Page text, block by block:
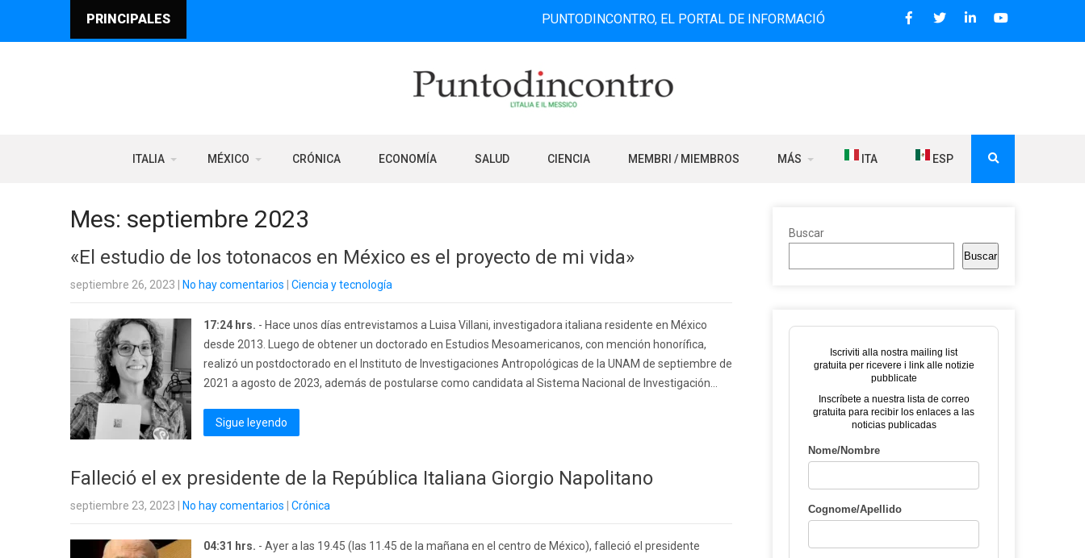
PRINCIPALES PUNTODINCONTRO, EL PORTAL DE INFORMACIÓN BILINGÜE QUE DESDE 2006 DIFUNDE NOTICIAS
ITALIA MÉXICO CRÓNICA ECONOMÍA SALUD CIENCIA MEMBRI / MIEMBROS MÁS ITA ESP
Mes: septiembre 2023
«El estudio de los totonacos en México es el proyecto de mi vida»
septiembre 26, 2023 No hay comentarios Ciencia y tecnología
17:24 hrs. - Hace unos días entrevistamos a Luisa Villani, investigadora italiana residente en México
desde 2013. Luego de obtener un doctorado en Estudios Mesoamericanos, con mención honorífica,
realizó un postdoctorado en el Instituto de Investigaciones Antropológicas de la UNAM de septiembre de
2021 a agosto de 2023, además de postularse como candidata al Sistema Nacional de Investigación...
Sigue leyendo
Falleció el ex presidente de la República Italiana Giorgio Napolitano
septiembre 23, 2023 No hay comentarios Crónica
04:31 hrs. - Ayer a las 19.45 (las 11.45 de la mañana en el centro de México), falleció el presidente
Buscar
Buscar
Iscriviti alla nostra mailing list
gratuita per ricevere i link alle notizie
pubblicate
Inscríbete a nuestra lista de correo
gratuita para recibir los enlaces a las
noticias publicadas
Nome/Nombre
Cognome/Apellido